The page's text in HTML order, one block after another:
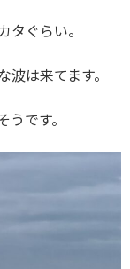
タぐらい。
波は来てます。
うです。